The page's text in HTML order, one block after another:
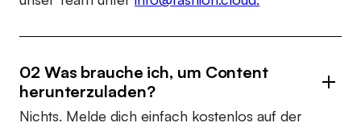
02 Was brauche ich, um Content
herunterzuladen?
Nichts. Melde dich einfach kostenlos auf der